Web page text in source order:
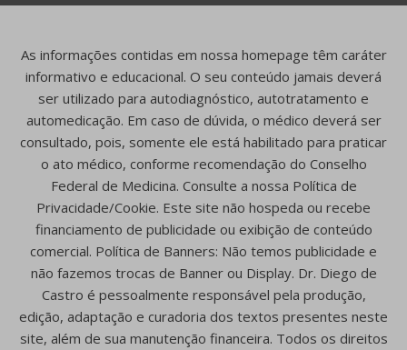
As informações contidas em nossa homepage têm caráter
informativo e educacional. O seu conteúdo jamais deverá
ser utilizado para autodiagnóstico, autotratamento e
automedicação. Em caso de dúvida, o médico deverá ser
consultado, pois, somente ele está habilitado para praticar
o ato médico, conforme recomendação do Conselho
Federal de Medicina. Consulte a nossa Política de
Privacidade/Cookie. Este site não hospeda ou recebe
financiamento de publicidade ou exibição de conteúdo
comercial. Política de Banners: Não temos publicidade e
não fazemos trocas de Banner ou Display. Dr. Diego de
Castro é pessoalmente responsável pela produção,
edição, adaptação e curadoria dos textos presentes neste
site, além de sua manutenção financeira. Todos os direitos